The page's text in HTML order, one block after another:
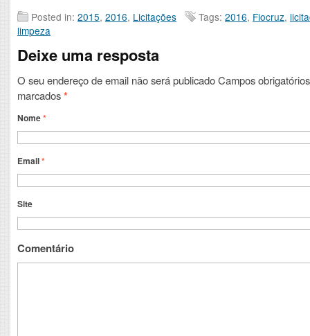
Posted in: 2015, 2016, Licitações Tags: 2016, Fiocruz,
limpeza
Deixe uma resposta
O seu endereço de email não será publicadoCampos
marcados*
Nome*
Email*
Site
Comentário